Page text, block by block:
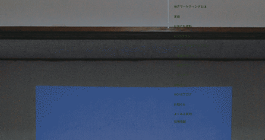
HONEオンラインストアで買える6つの商
品・サービスを紹介します。
地方マーケティングとは
実績
お役立ち資料
・リサーチサポートプラン
・事業伴走プラン
ほねろぐ
HONEブログ
​お知らせ
よくある質問
採用情報